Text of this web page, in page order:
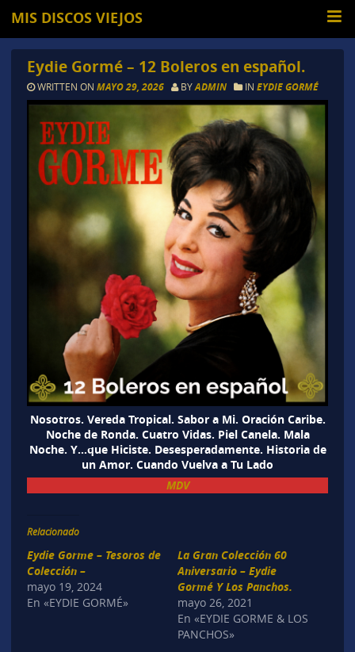
MIS DISCOS VIEJOS
Eydie Gormé – 12 Boleros en español.
WRITTEN ON MAYO 29, 2026 BYADMIN IN EYDIE GORMÉ
Nosotros. Vereda Tropical. Sabor a Mi. Oración Caribe.
Noche de Ronda. Cuatro Vidas. Piel Canela. Mala
Noche. Y…que Hiciste. Desesperadamente. Historia de
un Amor. Cuando Vuelva a Tu Lado
MDV
Relacionado
Eydie Gorme – Tesoros de
Colección –
mayo 19, 2024
En «EYDIE GORMÉ»
La Gran Colección 60
Aniversario – Eydie
Gormé Y Los Panchos.
mayo 26, 2021
En «EYDIE GORME & LOS
PANCHOS»